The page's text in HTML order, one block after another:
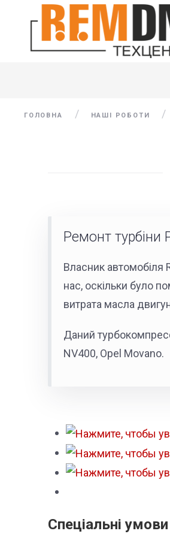
ГОЛОВНА НАШІ РОБОТИ
Ремонт турбіни
Власник автомобіля
нас, оскільки було
витрата масла
Даний
NV400, Opel Movano.
Спеціальні